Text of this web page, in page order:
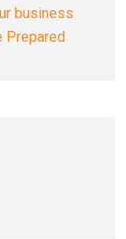
business
Prepared